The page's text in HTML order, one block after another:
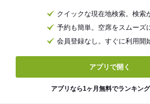
クイックな現在地検索。検索
予約も簡単。空席をスムーズ
会員登録なし。すぐに利用開
アプリで開く
アプリなら1ヶ月無料でランキング